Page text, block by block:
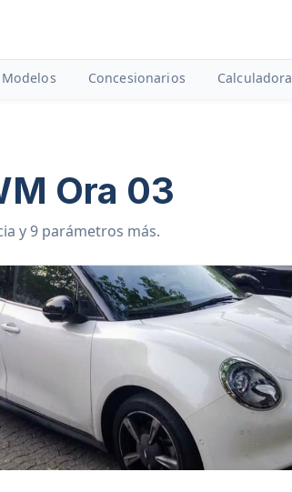
Modelos Concesionarios Calculadora
Ora 03
y 9 parámetros más.